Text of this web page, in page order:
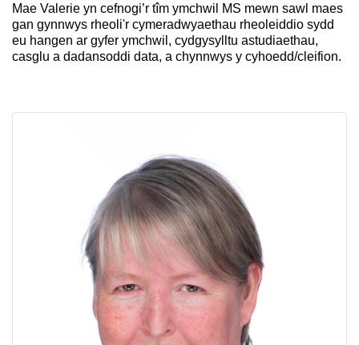
Mae Valerie yn cefnogi’r tîm ymchwil MS mewn sawl maes
gan gynnwys rheoli'r cymeradwyaethau rheoleiddio sydd
eu hangen ar gyfer ymchwil, cydgysylltu astudiaethau,
casglu a dadansoddi data, a chynnwys y cyhoedd/cleifion.